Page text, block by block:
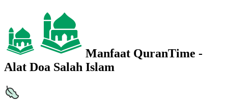
Manfaat QuranTime -
Alat Doa Salah Islam